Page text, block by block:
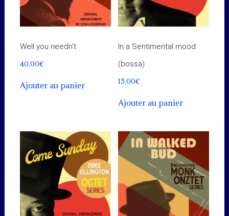
Well you needn’t
40,00€
Ajouter au panier
In a Sentimental mood
(bossa)
15,00€
Ajouter au panier